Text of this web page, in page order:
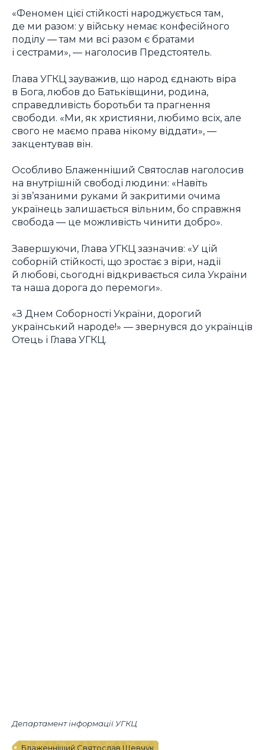
«Феномен цієї стійкості народжується там,
де ми разом: у війську немає конфесійного
поділу — там ми всі разом є братами
і сестрами», — наголосив Предстоятель.
Глава УГКЦ зауважив, що народ єднають віра
в Бога, любов до Батьківщини, родина,
справедливість боротьби та прагнення
свободи. «Ми, як християни, любимо всіх, але
свого не маємо права нікому віддати», —
закцентував він.
Особливо Блаженніший Святослав наголосив
на внутрішній свободі людини: «Навіть
зі зв’язаними руками й закритими очима
українець залишається вільним, бо справжня
свобода — це можливість чинити добро».
Завершуючи, Глава УГКЦ зазначив: «У цій
соборній стійкості, що зростає з віри, надії
й любові, сьогодні відкривається сила України
та наша дорога до перемоги».
«З Днем Соборності України, дорогий
український народе!» — звернувся до українців
Отець і Глава УГКЦ.
Департамент інформації УГКЦ
Блаженніший Святослав Шевчук